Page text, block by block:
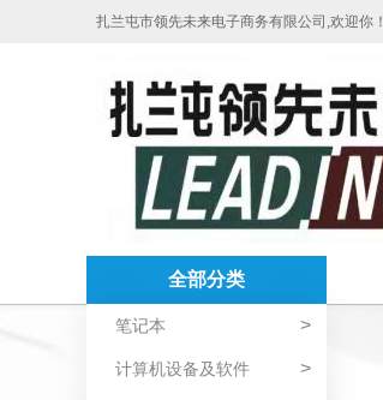
扎兰屯市领先未来电子商务有限公司,欢迎你！
全部分类
笔记本 >
计算机设备及软件 >